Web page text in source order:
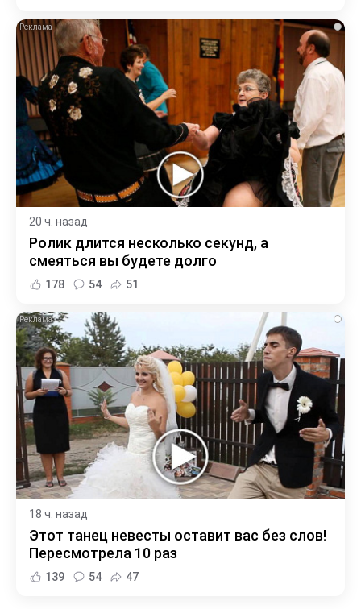
i
20 ч. назад
Ролик длится несколько секунд, а
смеяться вы будете долго
178 54 51
i
18 ч. назад
Этот танец невесты оставит вас без слов!
Пересмотрела 10 раз
139 54 47